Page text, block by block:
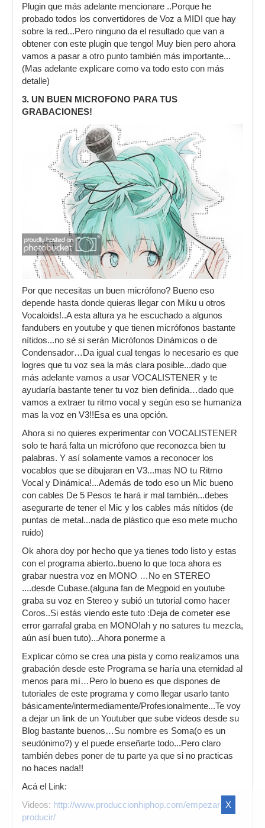
Plugin que más adelante mencionare ..Porque he
probado todos los convertidores de Voz a MIDI que hay
sobre la red...Pero ninguno da el resultado que van a
obtener con este plugin que tengo! Muy bien pero ahora
vamos a pasar a otro punto también más importante...
(Mas adelante explicare como va todo esto con más
detalle)
3. UN BUEN MICROFONO PARA TUS
GRABACIONES!
Por que necesitas un buen micrófono? Bueno eso
depende hasta donde quieras llegar con Miku u otros
Vocaloids!..A esta altura ya he escuchado a algunos
fandubers en youtube y que tienen micrófonos bastante
nítidos...no sé si serán Micrófonos Dinámicos o de
Condensador…Da igual cual tengas lo necesario es que
logres que tu voz sea la más clara posible...dado que
más adelante vamos a usar VOCALISTENER y te
ayudaría bastante tener tu voz bien definida…dado que
vamos a extraer tu ritmo vocal y según eso se humaniza
mas la voz en V3!!Esa es una opción.
Ahora si no quieres experimentar con VOCALISTENER
solo te hará falta un micrófono que reconozca bien tu
palabras. Y así solamente vamos a reconocer los
vocablos que se dibujaran en V3...mas NO tu Ritmo
Vocal y Dinámica!...Además de todo eso un Mic bueno
con cables De 5 Pesos te hará ir mal también...debes
asegurarte de tener el Mic y los cables más nítidos (de
puntas de metal...nada de plástico que eso mete mucho
ruido)
Ok ahora doy por hecho que ya tienes todo listo y estas
con el programa abierto..bueno lo que toca ahora es
grabar nuestra voz en MONO …No en STEREO
....desde Cubase.(alguna fan de Megpoid en youtube
graba su voz en Stereo y subió un tutorial como hacer
Coros..Si estás viendo este tuto :Deja de cometer ese
error garrafal graba en MONO!ah y no satures tu mezcla,
aún así buen tuto)...Ahora ponerme a
Explicar cómo se crea una pista y como realizamos una
grabación desde este Programa se haría una eternidad al
menos para mí…Pero lo bueno es que dispones de
tutoriales de este programa y como llegar usarlo tanto
básicamente/intermediamente/Profesionalmente...Te voy
a dejar un link de un Youtuber que sube videos desde su
Blog bastante buenos…Su nombre es Soma(o es un
seudónimo?) y el puede enseñarte todo...Pero claro
también debes poner de tu parte ya que si no practicas
no haces nada!!
Acá el Link:
Videos: http://www.produccionhiphop.com/empezar-a-
producir/
X